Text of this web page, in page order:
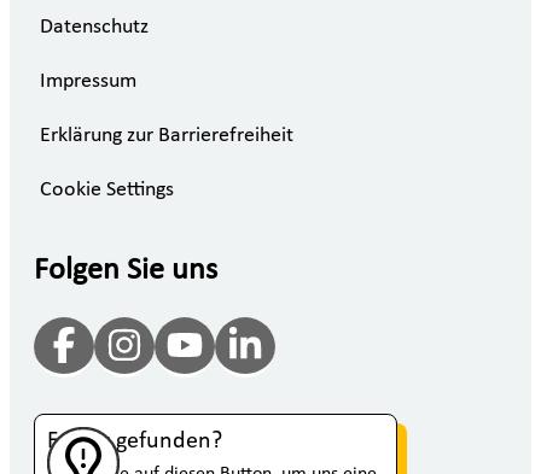
Datenschutz
Impressum
Erklärung zur Barrierefreiheit
Cookie Settings
Folgen Sie uns
Fehler gefunden?